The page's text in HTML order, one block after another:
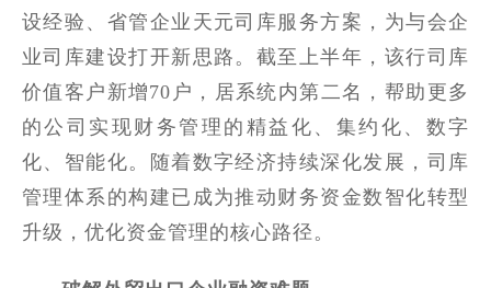
设经验、省管企业天元司库服务方案，为与会企
业司库建设打开新思路。截至上半年，该行司库
价值客户新增70户，居系统内第二名，帮助更多
的公司实现财务管理的精益化、集约化、数字
化、智能化。随着数字经济持续深化发展，司库
管理体系的构建已成为推动财务资金数智化转型
升级，优化资金管理的核心路径。